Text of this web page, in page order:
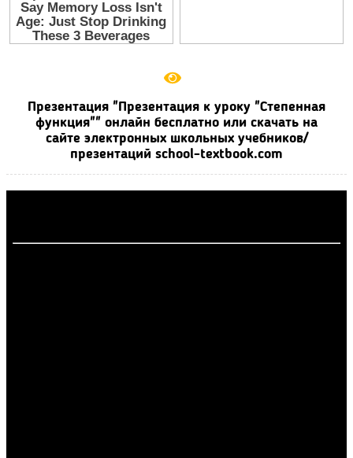
Презентация "Презентация к уроку "Степенная
функция"" онлайн бесплатно или скачать на
сайте электронных школьных учебников/
презентаций school-textbook.com